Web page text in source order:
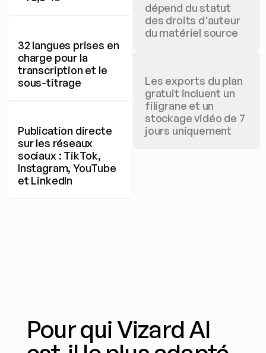
32 langues prises en
charge pour la
transcription et le
sous-titrage
Publication directe
sur les réseaux
sociaux : TikTok,
Instagram, YouTube
et LinkedIn
dépend du statut
des droits d'auteur
du matériel source
Les exports du plan
gratuit incluent un
filigrane et un
stockage vidéo de 7
jours uniquement
Pour qui Vizard AI